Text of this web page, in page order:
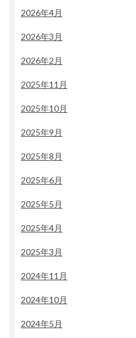
2026年4月
2026年3月
2026年2月
2025年11月
2025年10月
2025年9月
2025年8月
2025年6月
2025年5月
2025年4月
2025年3月
2024年11月
2024年10月
2024年5月